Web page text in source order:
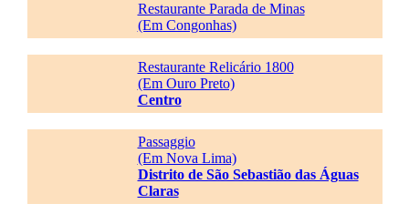
Restaurante Parada de Minas
(Em Congonhas)
Restaurante Relicário 1800
(Em Ouro Preto)
Centro
Passaggio
(Em Nova Lima)
Distrito de São Sebastião das Águas
Claras